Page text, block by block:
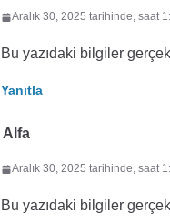
Aralık 30, 2025 tarihinde, saat
Bu yazıdaki bilgiler
Yanıtla
Alfa
Aralık 30, 2025 tarihinde, saat
Bu yazıdaki bilgiler